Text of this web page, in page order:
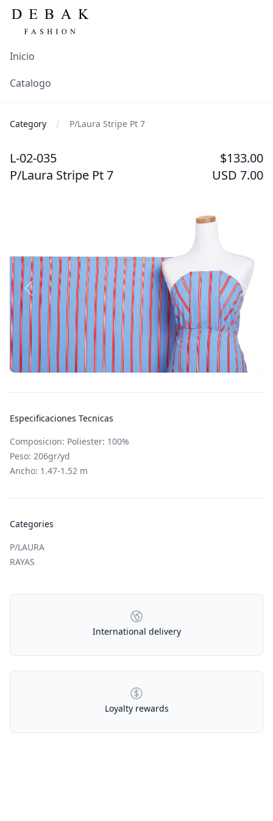
Inicio
Catalogo
Category P/Laura Stripe Pt 7
L-02-035
$133.00
P/Laura Stripe Pt 7
USD 7.00
Especificaciones Tecnicas
Composicion: Poliester: 100%
Peso: 206gr/yd
Ancho: 1.47-1.52 m
Categories
P/LAURA
RAYAS
Our Policies
International delivery
Loyalty rewards